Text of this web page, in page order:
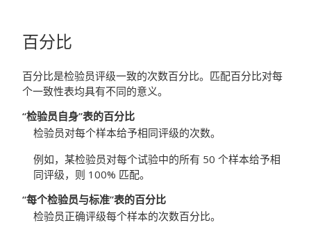
百分比
百分比是检验员评级一致的次数百分比。匹配百分比对每
个一致性表均具有不同的意义。
“检验员自身”表的百分比
检验员对每个样本给予相同评级的次数。
例如，某检验员对每个试验中的所有 50 个样本给予相
同评级，则 100% 匹配。
“每个检验员与标准”表的百分比
检验员正确评级每个样本的次数百分比。